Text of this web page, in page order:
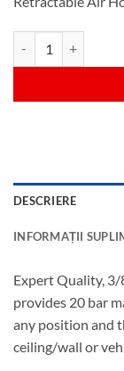
DESCRIERE
INFORMAȚII
Expert Quality, 3/
provides 20 bar
any position and
ceiling/wall or